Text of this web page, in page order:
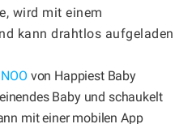
wird mit einem
kann drahtlos aufgeladen
von Happiest Baby
Baby und schaukelt
mit einer mobilen App